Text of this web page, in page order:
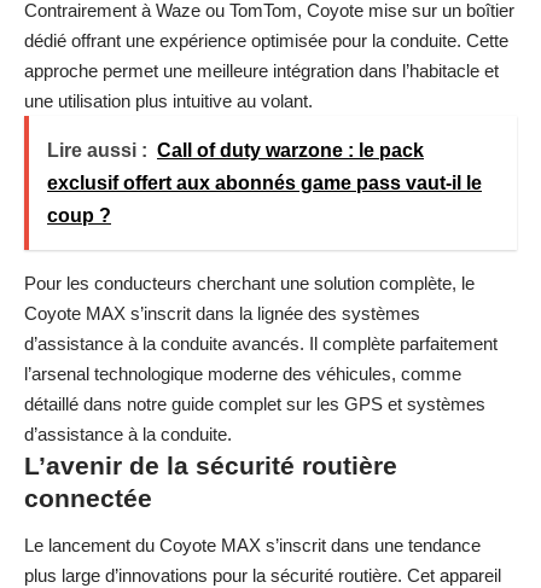
Contrairement à Waze ou TomTom, Coyote mise sur un boîtier
dédié offrant une expérience optimisée pour la conduite. Cette
approche permet une meilleure intégration dans l’habitacle et
une utilisation plus intuitive au volant.
Lire aussi : Call of duty warzone : le pack
exclusif offert aux abonnés game pass vaut-il le
coup ?
Pour les conducteurs cherchant une solution complète, le
Coyote MAX s’inscrit dans la lignée des systèmes
d’assistance à la conduite avancés. Il complète parfaitement
l’arsenal technologique moderne des véhicules, comme
détaillé dans notre guide complet sur les GPS et systèmes
d’assistance à la conduite.
L’avenir de la sécurité routière
connectée
Le lancement du Coyote MAX s’inscrit dans une tendance
plus large d’innovations pour la sécurité routière. Cet appareil